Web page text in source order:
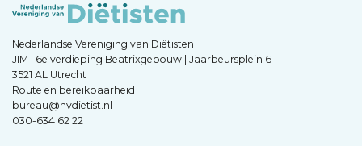
Nederlandse Vereniging van Diëtisten
JIM | 6e verdieping Beatrixgebouw | Jaarbeursplein 6
3521 AL Utrecht
Route en bereikbaarheid
bureau@nvdietist.nl
030-634 62 22